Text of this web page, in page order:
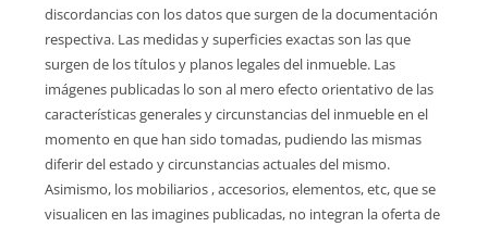
discordancias con los datos que surgen de la documentación
respectiva. Las medidas y superficies exactas son las que
surgen de los títulos y planos legales del inmueble. Las
imágenes publicadas lo son al mero efecto orientativo de las
características generales y circunstancias del inmueble en el
momento en que han sido tomadas, pudiendo las mismas
diferir del estado y circunstancias actuales del mismo.
Asimismo, los mobiliarios , accesorios, elementos, etc, que se
visualicen en las imagines publicadas, no integran la oferta de